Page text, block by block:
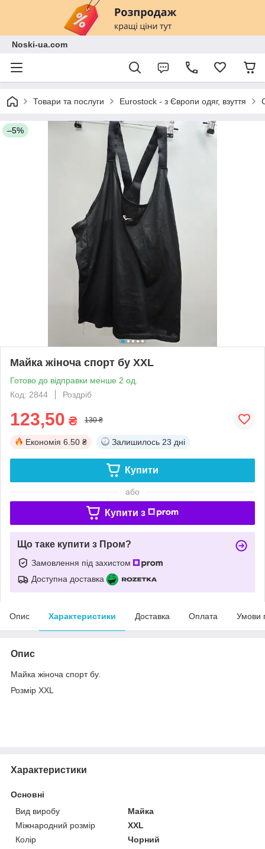
Noski-ua.com
Товари та послуги Eurostock - з Європи одяг, взуття
–5%
Майка жіноча спорт бу XXL
Готово до відправки менше 2 од.
Код: 2844
Роздріб
123,50 ₴ 130 ₴
Економія 6.50 ₴ Залишилось 23 дні
Купити
або
Купити з
Що таке купити з Пром?
Замовлення під захистом
Доступна доставка
Опис Характеристики Доставка Оплата Умови
Опис
Майка жіноча спорт бу.
Розмір XXL
Характеристики
Основні
Вид виробу
Майка
Міжнародний розмір
XXL
Колір
Чорний